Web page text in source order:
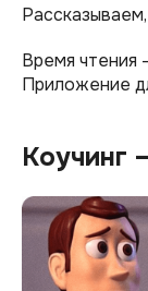
Время чтения
Приложение
Коучинг